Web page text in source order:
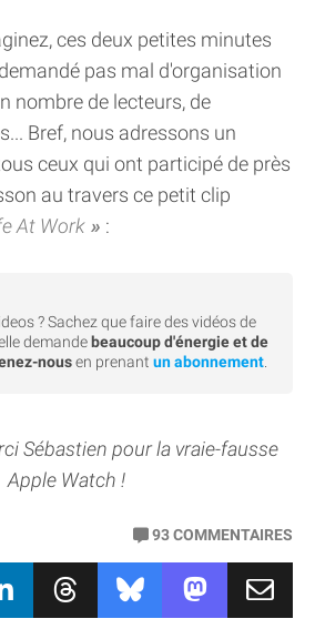
ces deux petites minutes
pas mal d'organisation
nombre de lecteurs, de
Bref, nous adressons un
ceux qui ont participé de près
au travers ce petit clip
At Work :
? Sachez que faire des vidéos de
demande beaucoup d'énergie et de
nousen prenant un abonnement
Sébastien pour la vraie-fausse
Apple Watch !
93COMMENTAIRES